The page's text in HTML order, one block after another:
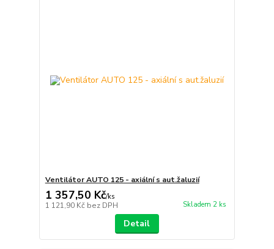
Ventilátor AUTO 125 - axiální s aut.žaluzií
1 357,50 Kč/ks
1 121,90 Kč bez DPH Skladem 2 ks
Detail